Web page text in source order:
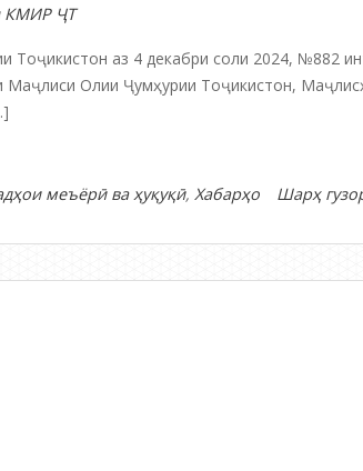
КМИР ҶТ
Тоҷикистон аз 4 декабри соли 2024, №882
Олии Ҷумҳурии Тоҷикистон,
меъёрӣ ва ҳуқуқӣ, Хабарҳо Шарҳ